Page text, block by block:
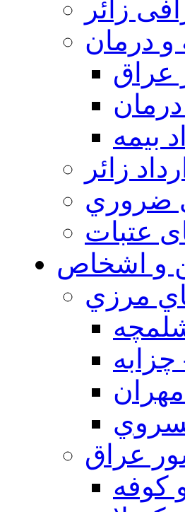
زائر
و درمان
عراق
بیمه
زائر
ضروري
عتبات
و اشخاص
مرزي
عراق
كوفه